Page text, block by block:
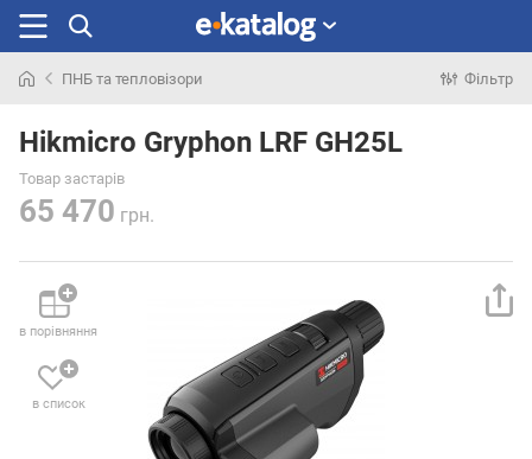
раніше
ПНБ та тепловізори Фільтр
Hikmicro Gryphon LRF GH25L
Товар застарів
65 470 грн.
в порівняння
в список